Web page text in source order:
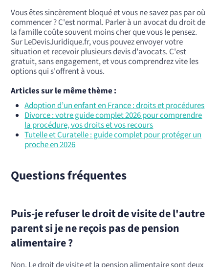
Vous êtes sincèrement bloqué et vous ne savez pas par où
commencer ? C'est normal. Parler à un avocat du droit de
la famille coûte souvent moins cher que vous le pensez.
Sur LeDevisJuridique.fr, vous pouvez envoyer votre
situation et recevoir plusieurs devis d'avocats. C'est
gratuit, sans engagement, et vous comprendrez vite les
options qui s'offrent à vous.
Articles sur le même thème :
Adoption d’un enfant en France : droits et procédures
Divorce : votre guide complet 2026 pour comprendre
la procédure, vos droits et vos recours
Tutelle et Curatelle : guide complet pour protéger un
proche en 2026
Questions fréquentes
Puis-je refuser le droit de visite de l'autre
parent si je ne reçois pas de pension
alimentaire ?